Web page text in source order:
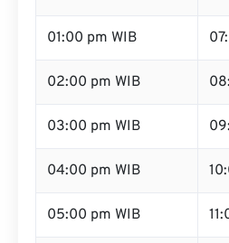
01:00 pm WIB
02:00 pm WIB
03:00 pm WIB
04:00 pm WIB
05:00 pm WIB